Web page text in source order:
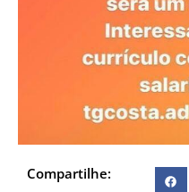
Compartilhe: